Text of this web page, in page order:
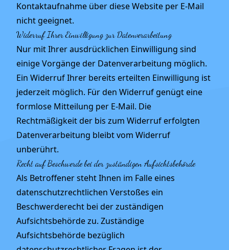
Kontaktaufnahme über diese Website per E-Mail
nicht geeignet.
Widerruf Ihrer Einwilligung zur Datenverarbeitung
Nur mit Ihrer ausdrücklichen Einwilligung sind
einige Vorgänge der Datenverarbeitung möglich.
Ein Widerruf Ihrer bereits erteilten Einwilligung ist
jederzeit möglich. Für den Widerruf genügt eine
formlose Mitteilung per E-Mail. Die
Rechtmäßigkeit der bis zum Widerruf erfolgten
Datenverarbeitung bleibt vom Widerruf
unberührt.
Recht auf Beschwerde bei der zuständigen Aufsichtsbehörde
Als Betroffener steht Ihnen im Falle eines
datenschutzrechtlichen Verstoßes ein
Beschwerderecht bei der zuständigen
Aufsichtsbehörde zu. Zuständige
Aufsichtsbehörde bezüglich